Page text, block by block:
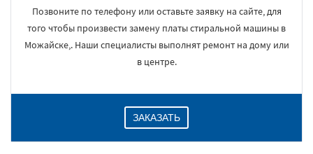
Позвоните по телефону или оставьте заявку на сайте, для
того чтобы произвести замену платы стиральной машины в
Можайске,. Наши специалисты выполнят ремонт на дому или
в центре.
ЗАКАЗАТЬ